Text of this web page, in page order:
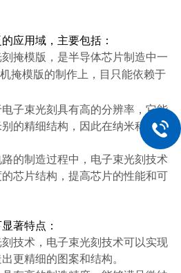
应用域，主要包括：
掩模版，是半导体芯片制造中一
掩模版的制作上，目只能依赖于
子束光刻具有高的分辨率，它能
的精细结构，因此在纳米科技域
的制造过程中，电子束光刻技术
芯片结构，提高芯片的性能和可
著特点：
技术，电子束光刻技术可以实现
更精细的图案和结构。